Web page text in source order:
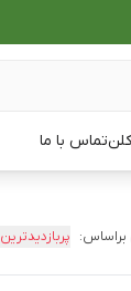
تماس با ما
پربازدیدترین